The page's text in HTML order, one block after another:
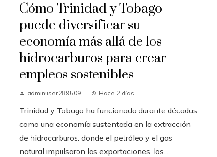
Cómo Trinidad y Tobago
puede diversificar su
economía más allá de los
hidrocarburos para crear
empleos sostenibles
adminuser289509 Hace 2 días
Trinidad y Tobago ha funcionado durante décadas
como una economía sustentada en la extracción
de hidrocarburos, donde el petróleo y el gas
natural impulsaron las exportaciones, los...